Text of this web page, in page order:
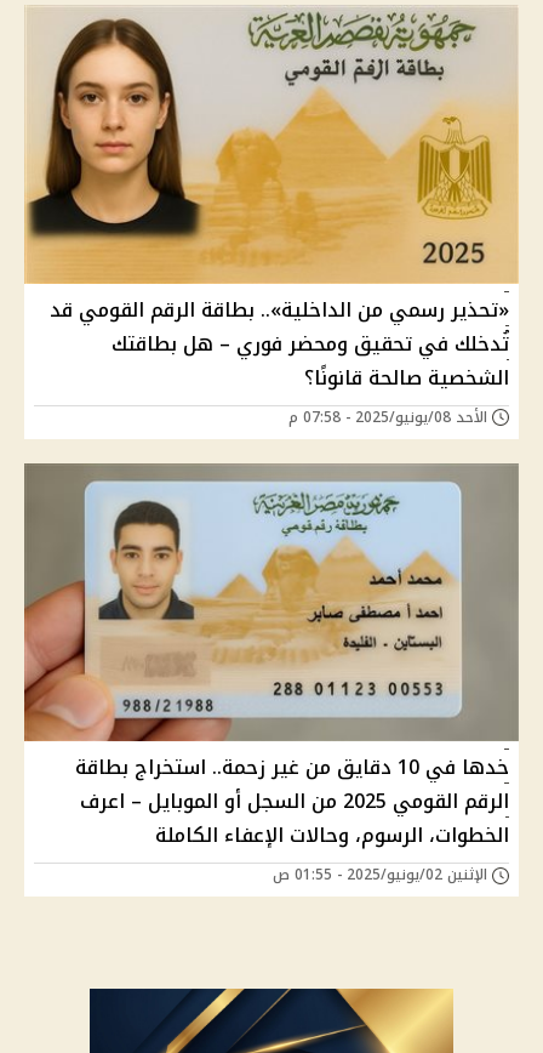
«تحذير رسمي من الداخلية».. بطاقة الرقم القومي قد
تُدخلك في تحقيق ومحضر فوري – هل بطاقتك
الشخصية صالحة قانونًا؟
الأحد 08/يونيو/2025 - 07:58 م
خدها في 10 دقايق من غير زحمة.. استخراج بطاقة
الرقم القومي 2025 من السجل أو الموبايل – اعرف
الخطوات، الرسوم، وحالات الإعفاء الكاملة
الإثنين 02/يونيو/2025 - 01:55 ص